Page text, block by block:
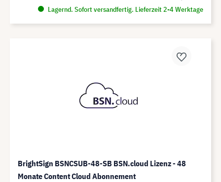
Lagernd. Sofort versandfertig. Lieferzeit 2-4 Werktage
BrightSign BSNCSUB-48-SB BSN.cloud Lizenz - 48
Monate Content Cloud Abonnement